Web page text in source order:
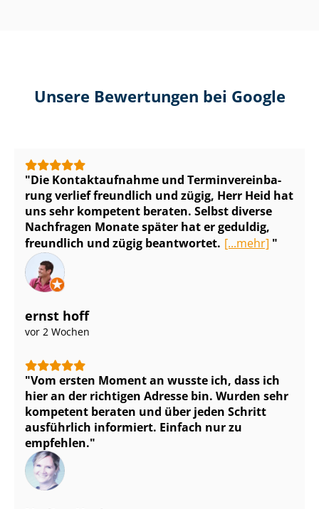
Unsere Bewertungen bei Google
Die Kontaktaufnahme und Ter­min­ver­ein­ba­
rung verlief freundlich und zügig, Herr Heid hat
uns sehr kompetent beraten. Selbst diverse
Nachfragen Monate später hat er geduldig,
freundlich und zügig beantwortet. [...mehr]
ernst hoff
vor 2 Wochen
Vom ersten Moment an wusste ich, dass ich
hier an der richtigen Adresse bin. Wurden sehr
kompetent beraten und über jeden Schritt
ausführlich informiert. Einfach nur zu
empfehlen.